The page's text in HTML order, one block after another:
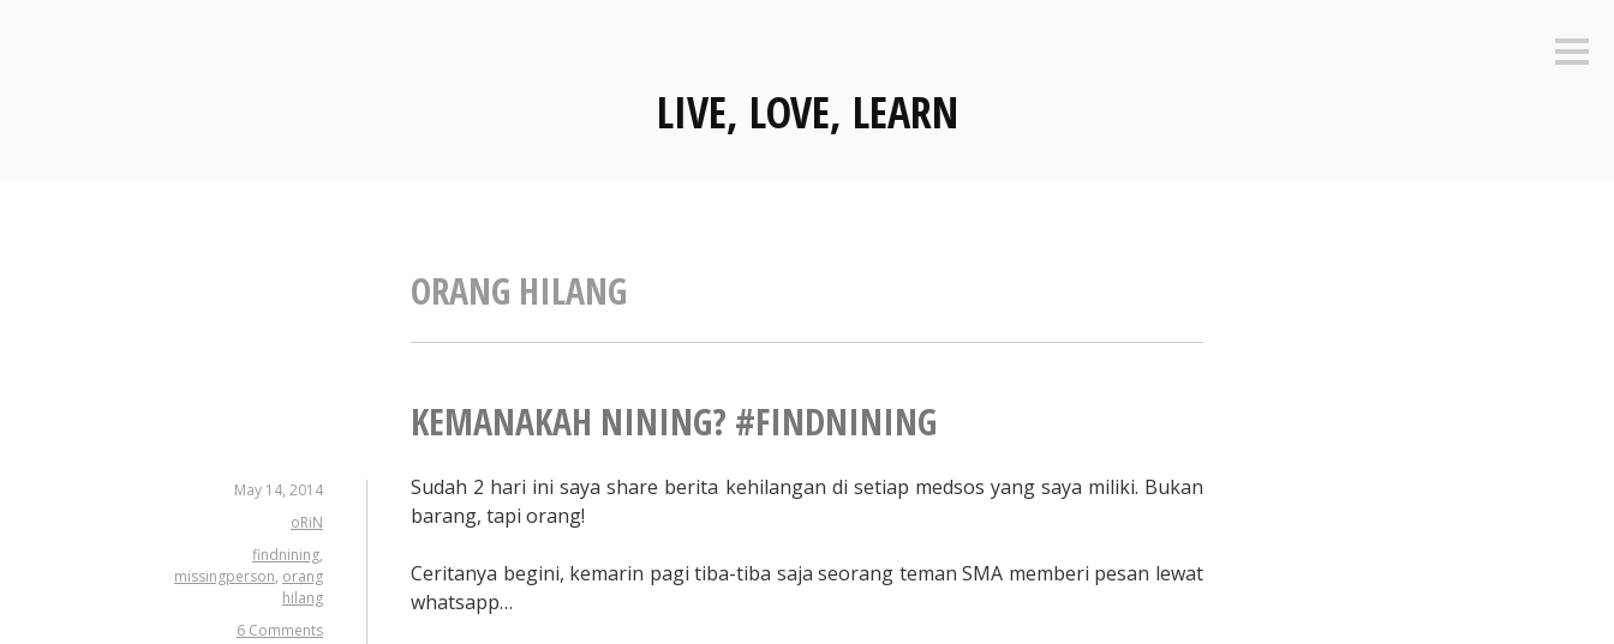
LIVE, LOVE, LEARN
ORANG HILANG
KEMANAKAH NINING? #FINDNINING
May 14, 2014
oRiN
findnining,
missingperson, orang
hilang
6 Comments
Sudah 2 hari ini saya share berita kehilangan di setiap medsos yang saya miliki. Bukan
barang, tapi orang!
Ceritanya begini, kemarin pagi tiba-tiba saja seorang teman SMA memberi pesan lewat
whatsapp…